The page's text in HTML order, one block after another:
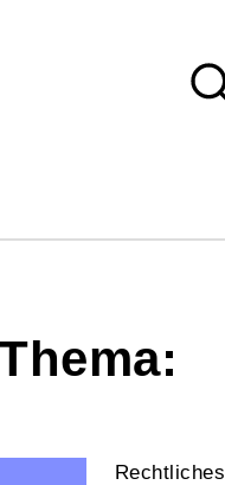
Rechtliches